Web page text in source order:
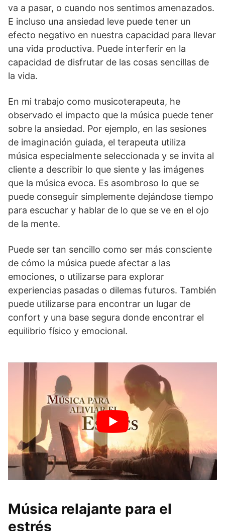
va a pasar, o cuando nos sentimos amenazados.
E incluso una ansiedad leve puede tener un
efecto negativo en nuestra capacidad para llevar
una vida productiva. Puede interferir en la
capacidad de disfrutar de las cosas sencillas de
la vida.
En mi trabajo como musicoterapeuta, he
observado el impacto que la música puede tener
sobre la ansiedad. Por ejemplo, en las sesiones
de imaginación guiada, el terapeuta utiliza
música especialmente seleccionada y se invita al
cliente a describir lo que siente y las imágenes
que la música evoca. Es asombroso lo que se
puede conseguir simplemente dejándose tiempo
para escuchar y hablar de lo que se ve en el ojo
de la mente.
Puede ser tan sencillo como ser más consciente
de cómo la música puede afectar a las
emociones, o utilizarse para explorar
experiencias pasadas o dilemas futuros. También
puede utilizarse para encontrar un lugar de
confort y una base segura donde encontrar el
equilibrio físico y emocional.
Música relajante para el
estrés